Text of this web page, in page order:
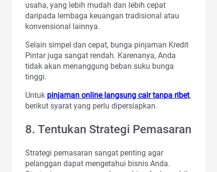
usaha, yang lebih mudah dan lebih cepat
daripada lembaga keuangan tradisional atau
konvensional lainnya.
Selain simpel dan cepat, bunga pinjaman Kredit
Pintar juga sangat rendah. Karenanya, Anda
tidak akan menanggung beban suku bunga
tinggi.
Untuk pinjaman online langsung cair tanpa ribet,
berikut syarat yang perlu dipersiapkan.
8. Tentukan Strategi Pemasaran
Strategi pemasaran sangat penting agar
pelanggan dapat mengetahui bisnis Anda.